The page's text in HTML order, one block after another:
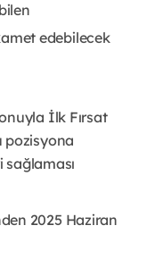
edebilecek
İlk Fırsat
pozisyona
2025 Haziran